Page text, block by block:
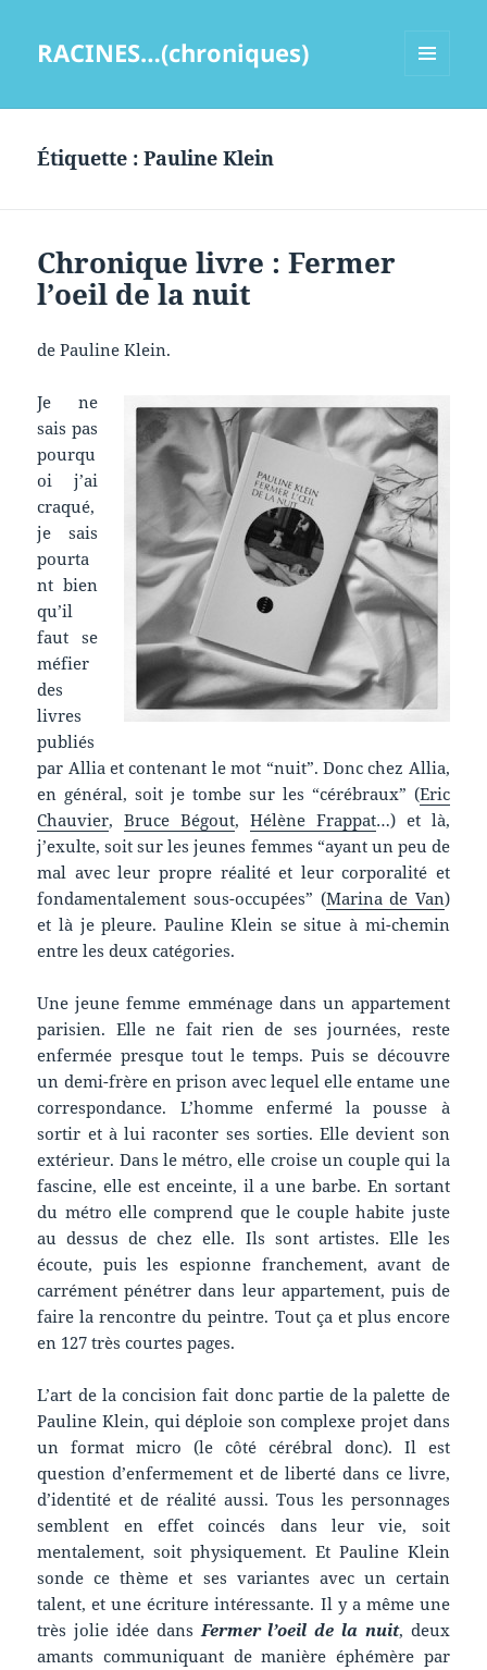
RACINES…(chroniques)
Étiquette :Pauline Klein
Chronique livre : Fermer
l’oeil de la nuit
de Pauline Klein.
Je ne
sais pas
pourqu
oi j’ai
craqué,
je sais
pourta
nt bien
qu’il
faut se
méfier
des
livres
publiés
par Allia et contenant le mot “nuit”. Donc chez Allia,
en général, soit je tombe sur les “cérébraux” (Eric
Chauvier,Bruce Bégout,Hélène Frappat…) et là,
j’exulte, soit sur les jeunes femmes “ayant un peu de
mal avec leur propre réalité et leur corporalité et
fondamentalement sous-occupées” (Marina de Van)
et là je pleure. Pauline Klein se situe à mi-chemin
entre les deux catégories.
Une jeune femme emménage dans un appartement
parisien. Elle ne fait rien de ses journées, reste
enfermée presque tout le temps. Puis se découvre
un demi-frère en prison avec lequel elle entame une
correspondance. L’homme enfermé la pousse à
sortir et à lui raconter ses sorties. Elle devient son
extérieur. Dans le métro, elle croise un couple qui la
fascine, elle est enceinte, il a une barbe. En sortant
du métro elle comprend que le couple habite juste
au dessus de chez elle. Ils sont artistes. Elle les
écoute, puis les espionne franchement, avant de
carrément pénétrer dans leur appartement, puis de
faire la rencontre du peintre. Tout ça et plus encore
en 127 très courtes pages.
L’art de la concision fait donc partie de la palette de
Pauline Klein, qui déploie son complexe projet dans
un format micro (le côté cérébral donc). Il est
question d’enfermement et de liberté dans ce livre,
d’identité et de réalité aussi. Tous les personnages
semblent en effet coincés dans leur vie, soit
mentalement, soit physiquement. Et Pauline Klein
sonde ce thème et ses variantes avec un certain
talent, et une écriture intéressante. Il y a même une
très jolie idée dansFermer l’oeil de la nuit, deux
amants communiquant de manière éphémère par